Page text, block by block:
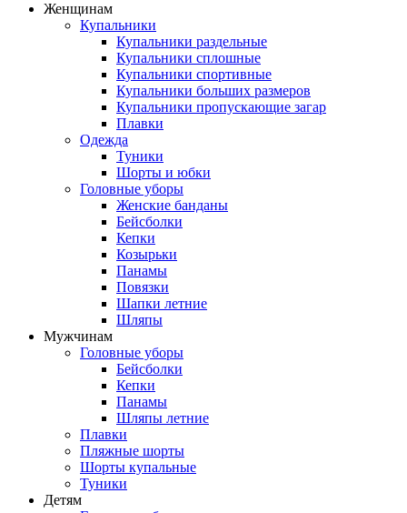
Женщинам
Купальники
Купальники раздельные
Купальники сплошные
Купальники спортивные
Купальники больших размеров
Купальники пропускающие загар
Плавки
Одежда
Туники
Шорты и юбки
Головные уборы
Женские банданы
Бейсболки
Кепки
Козырьки
Панамы
Повязки
Шапки летние
Шляпы
Мужчинам
Головные уборы
Бейсболки
Кепки
Панамы
Шляпы летние
Плавки
Пляжные шорты
Шорты купальные
Туники
Детям